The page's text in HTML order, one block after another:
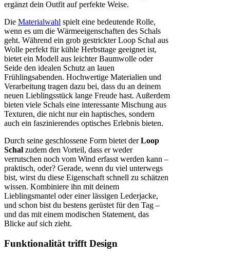
ergänzt dein Outfit auf perfekte Weise.
Die Materialwahl spielt eine bedeutende Rolle,
wenn es um die Wärmeeigenschaften des Schals
geht. Während ein grob gestrickter Loop Schal aus
Wolle perfekt für kühle Herbsttage geeignet ist,
bietet ein Modell aus leichter Baumwolle oder
Seide den idealen Schutz an lauen
Frühlingsabenden. Hochwertige Materialien und
Verarbeitung tragen dazu bei, dass du an deinem
neuen Lieblingsstück lange Freude hast. Außerdem
bieten viele Schals eine interessante Mischung aus
Texturen, die nicht nur ein haptisches, sondern
auch ein faszinierendes optisches Erlebnis bieten.
Durch seine geschlossene Form bietet derLoop
Schal zudem den Vorteil, dass er weder
verrutschen noch vom Wind erfasst werden kann –
praktisch, oder? Gerade, wenn du viel unterwegs
bist, wirst du diese Eigenschaft schnell zu schätzen
wissen. Kombiniere ihn mit deinem
Lieblingsmantel oder einer lässigen Lederjacke,
und schon bist du bestens gerüstet für den Tag –
und das mit einem modischen Statement, das
Blicke auf sich zieht.
Funktionalität trifft Design